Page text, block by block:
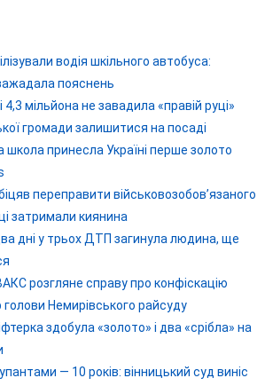
водія шкільного автобуса:
пояснень
4,3 мільйона не завадила «правій руці»
громади залишитися на посаді
школа принесла Україні перше золото
переправити військовозобов’язаного
затримали киянина
дні у трьох ДТП загинула людина, ще
розгляне справу про конфіскацію
голови Немирівського райсуду
здобула «золото» і два «срібла» на
— 10 років: вінницький суд виніс